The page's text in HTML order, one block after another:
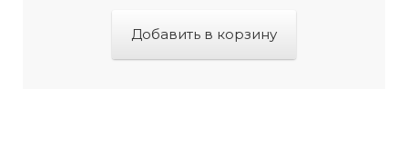
Добавить в корзину